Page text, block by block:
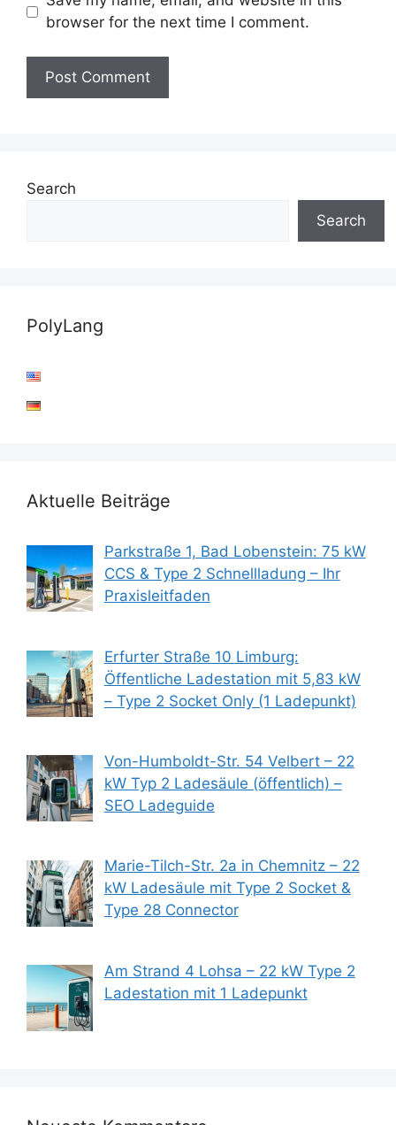
browser for the next time I comment.
Search
Search
PolyLang
Aktuelle Beiträge
Parkstraße 1, Bad Lobenstein: 75 kW
CCS & Type 2 Schnellladung – Ihr
Praxisleitfaden
Erfurter Straße 10 Limburg:
Öffentliche Ladestation mit 5,83 kW
– Type 2 Socket Only (1 Ladepunkt)
Von-Humboldt-Str. 54 Velbert – 22
kW Typ 2 Ladesäule (öffentlich) –
SEO Ladeguide
Marie-Tilch-Str. 2a in Chemnitz – 22
kW Ladesäule mit Type 2 Socket &
Type 28 Connector
Am Strand 4 Lohsa – 22 kW Type 2
Ladestation mit 1 Ladepunkt